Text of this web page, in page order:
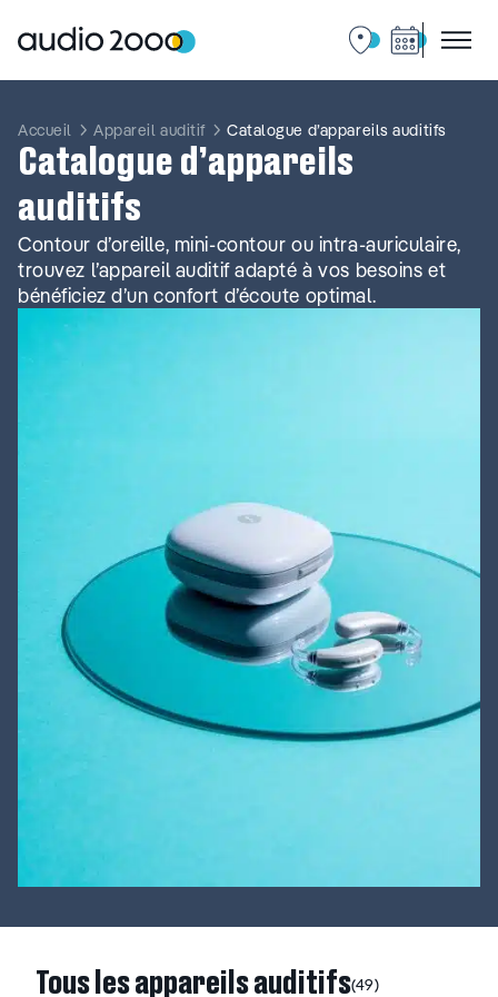
contenu
Accueil Appareil auditif Catalogue d’appareils auditifs
Catalogue d’appareils
auditifs
Contour d’oreille, mini-contour ou intra-auriculaire,
trouvez l’appareil auditif adapté à vos besoins et
bénéficiez d’un confort d’écoute optimal.
Tous les appareils auditifs(49)